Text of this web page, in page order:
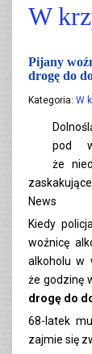
W
Pijany
drogę do
Kategoria: W
pod
że
News
Kiedy
woźnicę
alkoholu w
że godzinę
drogę do
68-latek
zajmie się